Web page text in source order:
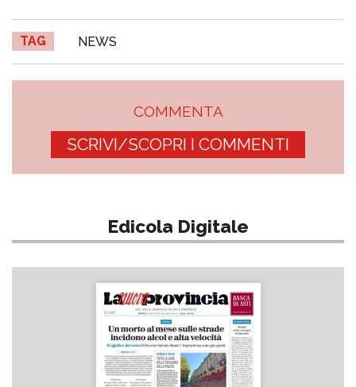
TAG NEWS
COMMENTA
SCRIVI/SCOPRI I COMMENTI
Edicola Digitale